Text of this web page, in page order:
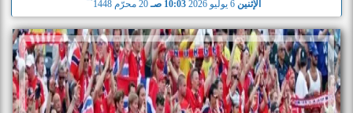
الإثنين 6 يوليو 2026 10:03 صـ 20 محرّم 1448